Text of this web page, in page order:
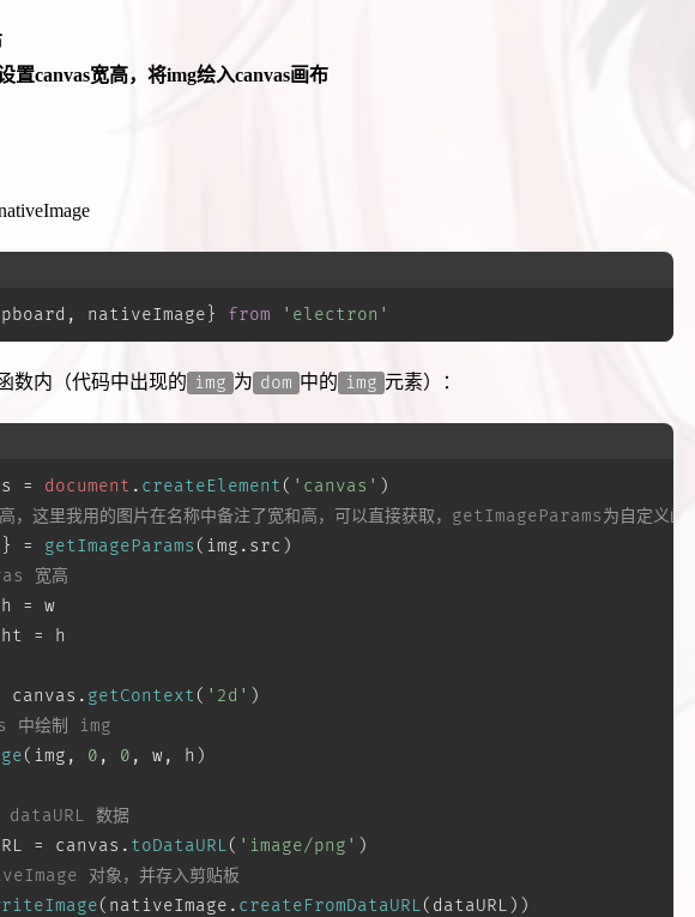
置canvas宽高，将img绘入canvas画布
nativeImage} from 'electron'
数内（代码中出现的 img 为 dom 中的 img 元素）：
= document . createElement ( 'canvas' )
这里我用的图片在名称中备注了宽和高，可以直接获取，getImageParams为自定义函数
= getImageParams (img. src )
宽高
= w
= h
getContext ( '2d' )
绘制 img
(img, 0 , 0 , w, h)
dataURL 数据
= canvas. toDataURL( 'image/png' )
对象，并存入剪贴板
(nativeImage. createFromDataURL(dataURL))